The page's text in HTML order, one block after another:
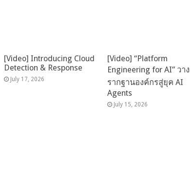
[Video] Introducing Cloud
Detection & Response
July 17, 2026
[Video] “Platform
Engineering for AI” วาง
รากฐานองค์กรสู่ยุค AI
Agents
July 15, 2026